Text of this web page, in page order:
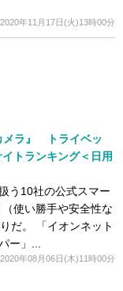
2020年11月17日(火)13時00分
メラ』 トライベッ
トランキング＜日用
う10社の公式スマー
使い勝手や安全性な
だ。 「イオンネット
ー」...
2020年08月06日(木)11時00分